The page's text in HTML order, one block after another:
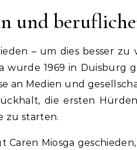
und
– um dies besser
wurde 1969 in
an Medien und
die ersten
zu starten.
Caren Miosga